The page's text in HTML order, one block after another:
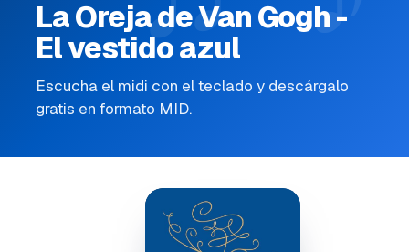
La Oreja de Van Gogh -
El vestido azul
Escucha el midi con el teclado y descárgalo
gratis en formato MID.